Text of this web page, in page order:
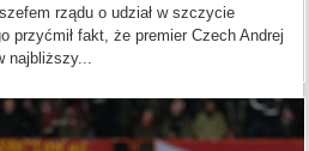
rządu o udział w szczycie
przyćmił fakt, że premier Czech Andrej
najbliższy...